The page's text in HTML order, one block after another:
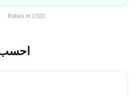
Rates in USD.